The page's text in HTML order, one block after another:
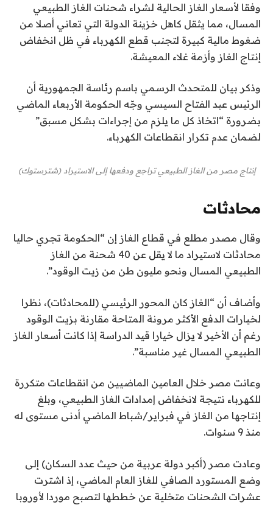
وفقا لأسعار الغاز الحالية لشراء شحنات الغاز الطبيعي
المسال، مما يثقل كاهل خزينة الدولة التي تعاني أصلا من
ضغوط مالية كبيرة لتجنب قطع الكهرباء في ظل انخفاض
إنتاج الغاز وأزمة غلاء المعيشة.
وذكر بيان للمتحدث الرسمي باسم رئاسة الجمهورية أن
الرئيس عبد الفتاح السيسي وجّه الحكومة الأربعاء الماضي
بضرورة “اتخاذ كل ما يلزم من إجراءات بشكل مسبق”
لضمان عدم تكرار انقطاعات الكهرباء.
إنتاج مصر من الغاز الطبيعي تراجع ودفعها إلى الاستيراد (شترستوك)
محادثات
وقال مصدر مطلع في قطاع الغاز إن “الحكومة تجري حاليا
محادثات لاستيراد ما لا يقل عن 40 شحنة من الغاز
الطبيعي المسال ونحو مليون طن من زيت الوقود”.
وأضاف أن “الغاز كان المحور الرئيسي (للمحادثات)، نظرا
لخيارات الدفع الأكثر مرونة المتاحة مقارنة بزيت الوقود
رغم أن الأخير لا يزال خيارا قيد الدراسة إذا كانت أسعار الغاز
الطبيعي المسال غير مناسبة”.
وعانت مصر خلال العامين الماضيين من انقطاعات متكررة
للكهرباء نتيجة لانخفاض إمدادات الغاز الطبيعي، وبلغ
إنتاجها من الغاز في فبراير/شباط الماضي أدنى مستوى له
منذ 9 سنوات.
وعادت مصر (أكبر دولة عربية من حيث عدد السكان) إلى
وضع المستورد الصافي للغاز العام الماضي، إذ اشترت
عشرات الشحنات متخلية عن خططها لتصبح موردا لأوروبا